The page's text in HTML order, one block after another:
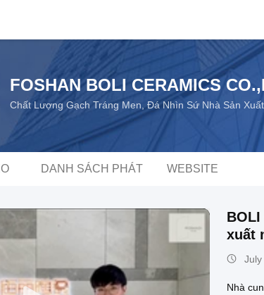
FOSHAN BOLI CERAMICS
Chất Lượng Gạch Tráng Men, Đá Nhìn Sứ Nhà Sản
DANH SÁCH PHÁT WEBSITE
xuất
Nhà